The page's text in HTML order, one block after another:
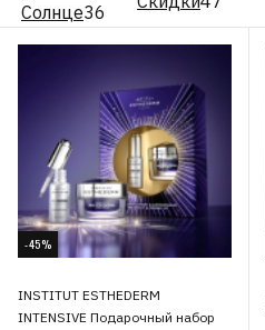
Солнце36
-45%
INSTITUT ESTHEDERM
INTENSIVE Подарочный набор